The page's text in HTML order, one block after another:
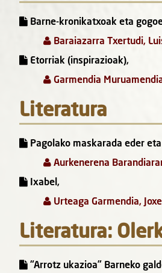
Barne-kronikatxoak eta
Baraiazarra Txertudi,
Etorriak (inspirazioak),
Garmendia
Literatura
Pagolako maskarada eder
Aurkenerena
Ixabel,
Urteaga Garmendia,
Literatura:
“Arrotz ukazioa” Barneko